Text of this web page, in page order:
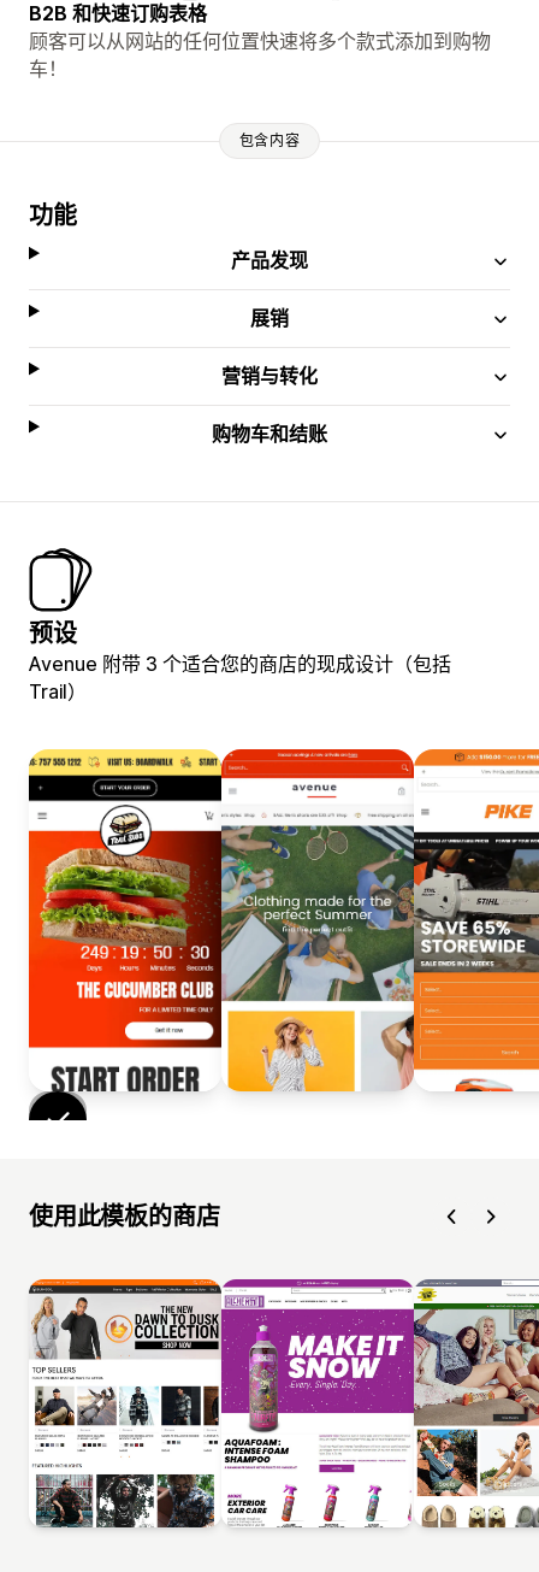
B2B 和快速订购表格
顾客可以从网站的任何位置快速将多个款式添加到购物
车！
包含内容
功能
产品发现
展销
营销与转化
购物车和结账
预设
Avenue 附带 3 个适合您的商店的现成设计（包括
Trail）
使用此模板的商店